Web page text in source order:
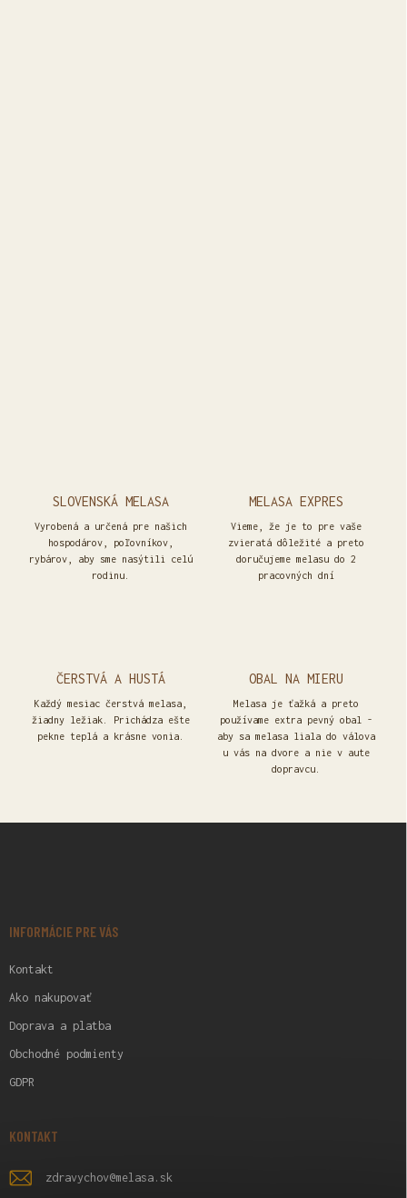
SLOVENSKÁ MELASA
Vyrobená a určená pre našich
hospodárov, poľovníkov,
rybárov, aby sme nasýtili celú
rodinu.
MELASA EXPRES
Vieme, že je to pre vaše
zvieratá dôležité a preto
doručujeme melasu do 2
pracovných dní
ČERSTVÁ A HUSTÁ
Každý mesiac čerstvá melasa,
žiadny ležiak. Prichádza ešte
pekne teplá a krásne vonia.
OBAL NA MIERU
Melasa je ťažká a preto
používame extra pevný obal -
aby sa melasa liala do válova
u vás na dvore a nie v aute
dopravcu.
INFORMÁCIE PRE VÁS
Kontakt
Ako nakupovať
Doprava a platba
Obchodné podmienty
GDPR
KONTAKT
zdravychov@melasa.sk